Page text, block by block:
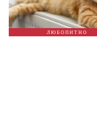
ЛЮБОПИТНО